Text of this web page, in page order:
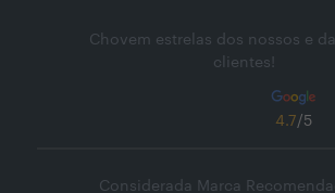
Chovem estrelas dos nossos e
clientes!
4.7/5
Considerada Marca